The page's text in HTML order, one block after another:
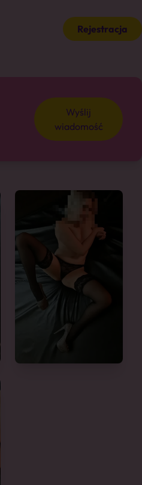
Rejestracja
Wyślij
wiadomość